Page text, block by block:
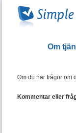
Om
Om du har frågor om
Kommentar eller